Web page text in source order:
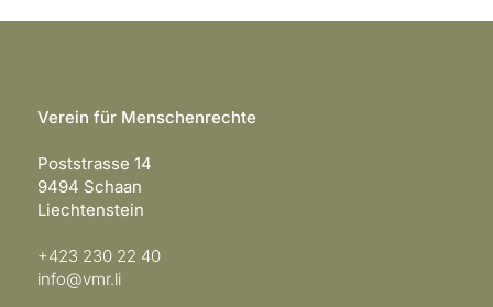
Verein für Menschenrechte
Poststrasse 14
9494 Schaan
Liechtenstein
+423 230 22 40
info@vmr.li